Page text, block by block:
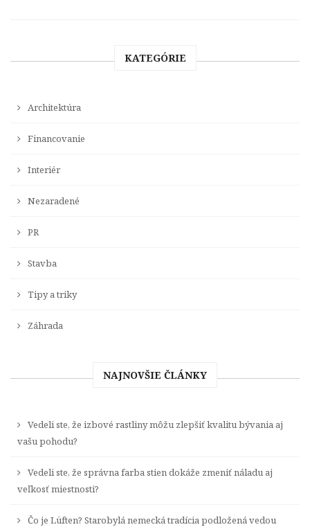
KATEGÓRIE
Architektúra
Financovanie
Interiér
Nezaradené
PR
Stavba
Tipy a triky
Záhrada
NAJNOVŠIE ČLÁNKY
Vedeli ste, že izbové rastliny môžu zlepšiť kvalitu bývania aj
vašu pohodu?
Vedeli ste, že správna farba stien dokáže zmeniť náladu aj
veľkosť miestnosti?
Čo je Lüften? Starobylá nemecká tradícia podložená vedou